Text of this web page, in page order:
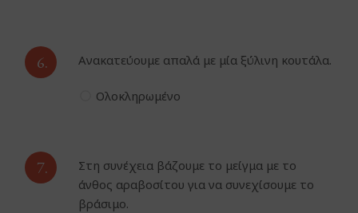
6. Ανακατεύουμε απαλά με μία ξύλινη κουτάλα.
Ολοκληρωμένο
7.
Στη συνέχεια βάζουμε το μείγμα με το
άνθος αραβοσίτου για να συνεχίσουμε το
βράσιμο.